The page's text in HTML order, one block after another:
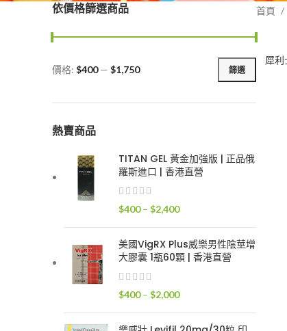
依價格篩選商品
最
價
最
價
篩選
價格: $400— $1,750
熱賣商品
TITAN GEL 黃金加強版 | 正品俄
羅斯進口 | 香港直營
$400 – $2,400價
圍：
$2,400
美國VigRX Plus威樂男性陰莖增
大膠囊 1瓶60顆 | 香港直營
$400 – $2,000價
範
首頁
犀